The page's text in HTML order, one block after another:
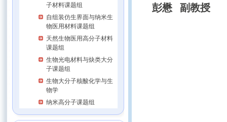
子材料课题组
自组装仿生界面与纳米生
物医用材料课题组
天然生物医用高分子材料
课题组
生物光电材料与炔类大分
子课题组
生物大分子核酸化学与生
物学
纳米高分子课题组
彭懋 副教授